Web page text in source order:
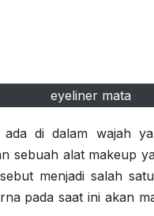
eyeliner mata
di dalam wajah
sebuah alat makeup
menjadi salah
pada saat ini akan